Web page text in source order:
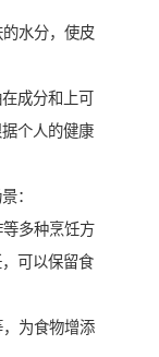
水分，使皮
成分和上可
个人的健康
：
多种烹饪方
可以保留食
为食物增添